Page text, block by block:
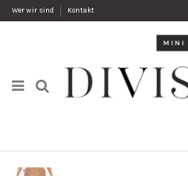
Wer wir sind Kontakt